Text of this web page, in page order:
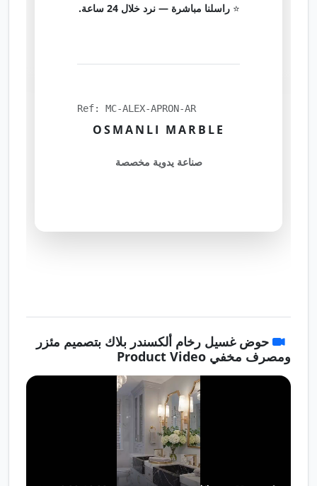
⭐ راسلنا مباشرة — نرد خلال 24 ساعة.
Ref: MC-ALEX-APRON-AR
OSMANLI MARBLE
صناعة يدوية مخصصة
حوض غسيل رخام ألكسندر بلاك بتصميم مئزر
ومصرف مخفي Product Video